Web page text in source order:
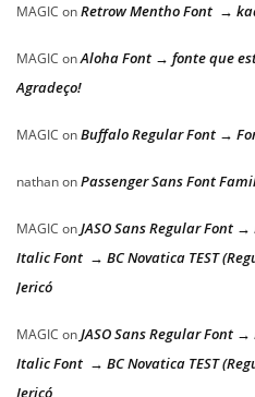
MAGIC onRetrow Mentho Font →
MAGIC onAloha Font → fonte que
Agradeço!
MAGIC onBuffalo Regular Font →
nathanonPassenger Sans Font
MAGIC onJASO Sans Regular Font
Italic Font → BC Novatica TEST
Jericó
MAGIC onJASO Sans Regular Font
Italic Font → BC Novatica TEST
Jericó